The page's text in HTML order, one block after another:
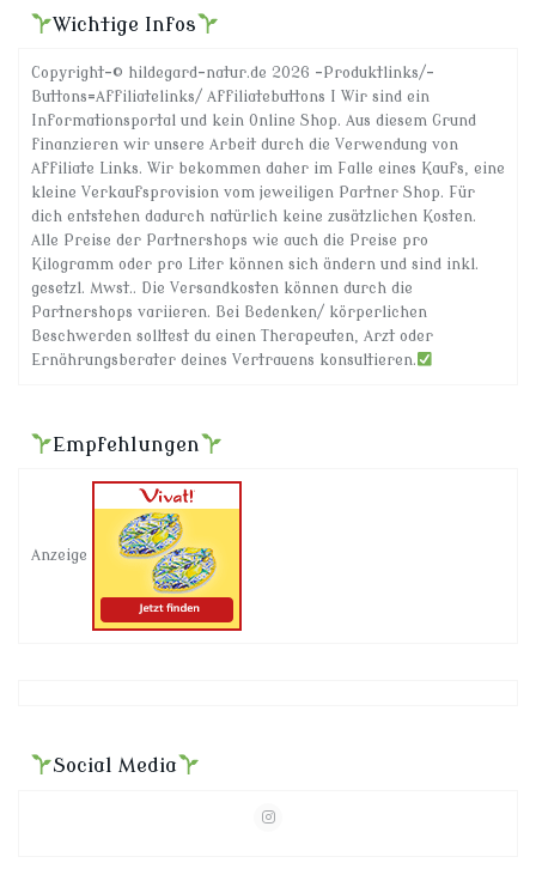
Wichtige Infos
Copyright-© hildegard-natur.de 2026 -Produktlinks/-
Buttons=Affiliatelinks/ Affiliatebuttons I Wir sind ein
Informationsportal und kein Online Shop. Aus diesem Grund
finanzieren wir unsere Arbeit durch die Verwendung von
Affiliate Links. Wir bekommen daher im Falle eines Kaufs, eine
kleine Verkaufsprovision vom jeweiligen Partner Shop. Für
dich entstehen dadurch natürlich keine zusätzlichen Kosten.
Alle Preise der Partnershops wie auch die Preise pro
Kilogramm oder pro Liter können sich ändern und sind inkl.
gesetzl. Mwst.. Die Versandkosten können durch die
Partnershops variieren. Bei Bedenken/ körperlichen
Beschwerden solltest du einen Therapeuten, Arzt oder
Ernährungsberater deines Vertrauens konsultieren.
Empfehlungen
Anzeige
Social Media